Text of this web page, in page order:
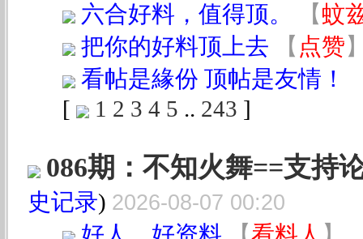
六合好料，值得顶。
【蚊
把你的好料顶上去
【 点赞
看帖是緣份 顶帖是友情！
[
1 2 3 4 5 .. 243 ]
086期：不知火舞==支持
史记录) 2026-08-07 00:20